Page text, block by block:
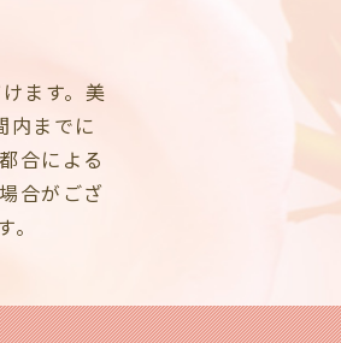
ます。美
内までに
合による
合がござ